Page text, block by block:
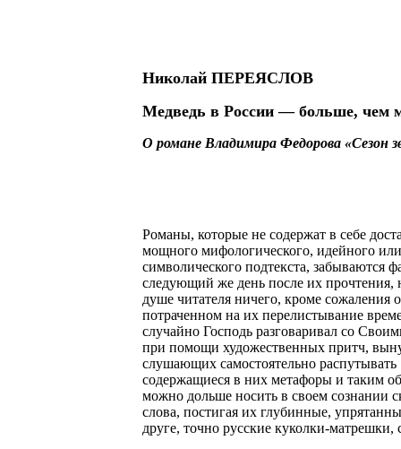
Николай ПЕРЕЯСЛОВ
Медведь в России — больше, чем
О романе Владимира Федорова «Сезон
Романы, которые не содержат в себе
мощного мифологического, идейного или
символического подтекста, забываются
следующий же день после их прочтения,
душе читателя ничего, кроме сожаления
потраченном на их перелистывание
случайно Господь разговаривал со
при помощи художественных притч,
слушающих самостоятельно распутывать
содержащиеся в них метафоры и таким
можно дольше носить в своем сознании
слова, постигая их глубинные,
друге, точно русские куколки-